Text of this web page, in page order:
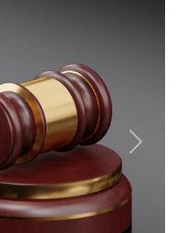
Next